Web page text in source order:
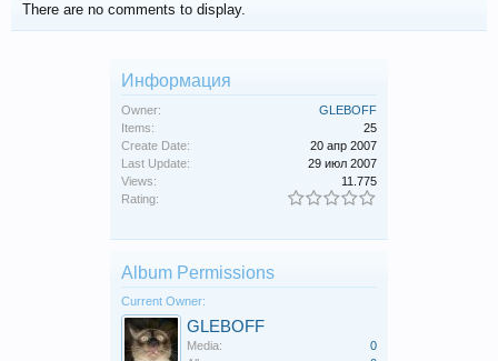
There are no comments to display.
Информация
Owner:
GLEBOFF
Items:
25
Create Date:
20 апр 2007
Last Update:
29 июл 2007
Views:
11.775
Rating:
Album Permissions
Current Owner:
GLEBOFF
Media:
0